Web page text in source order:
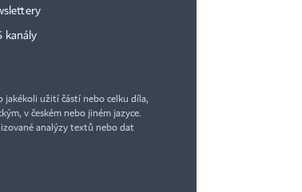
kanály
jakékoli užití částí nebo celku díla,
v českém nebo jiném jazyce.
analýzy textů nebo dat